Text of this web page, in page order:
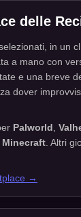
delle
in un
a mano con
e una breve
dover
Palworld
Minecraft . Altri
→